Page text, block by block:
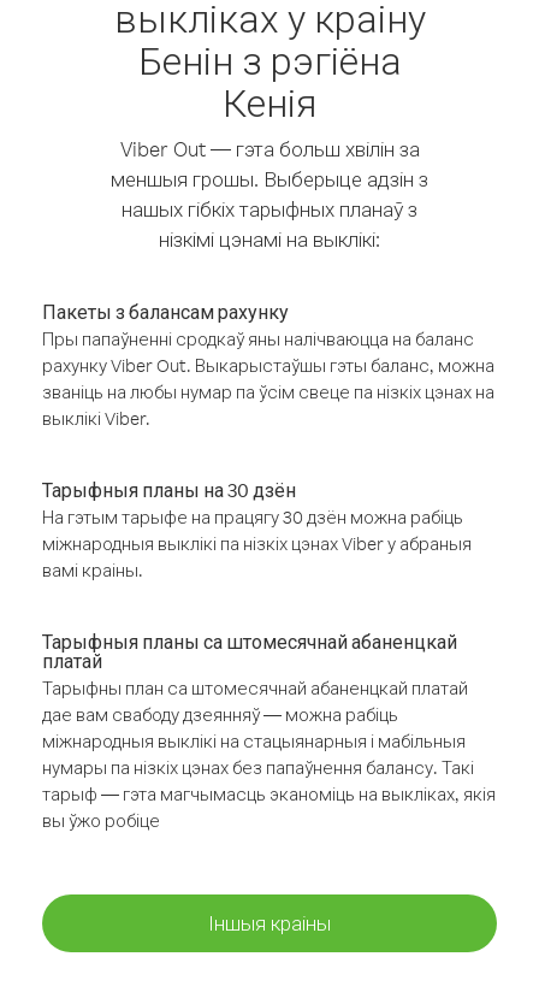
выкліках у краіну
Бенін з рэгіёна
Кенія
Viber Out — гэта больш хвілін за
меншыя грошы. Выберыце адзін з
нашых гібкіх тарыфных планаў з
нізкімі цэнамі на выклікі:
Пакеты з балансам рахунку
Пры папаўненні сродкаў яны налічваюцца на баланс
рахунку Viber Out. Выкарыстаўшы гэты баланс, можна
званіць на любы нумар па ўсім свеце па нізкіх цэнах на
выклікі Viber.
Тарыфныя планы на 30 дзён
На гэтым тарыфе на працягу 30 дзён можна рабіць
міжнародныя выклікі па нізкіх цэнах Viber у абраныя
вамі краіны.
Тарыфныя планы са штомесячнай абаненцкай
платай
Тарыфны план са штомесячнай абаненцкай платай
дае вам свабоду дзеянняў — можна рабіць
міжнародныя выклікі на стацыянарныя і мабільныя
нумары па нізкіх цэнах без папаўнення балансу. Такі
тарыф — гэта магчымасць эканоміць на выкліках, якія
вы ўжо робіце
Іншыя краіны